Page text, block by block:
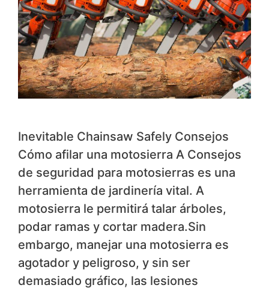
Inevitable Chainsaw Safely Consejos
Cómo afilar una motosierra A Consejos
de seguridad para motosierras es una
herramienta de jardinería vital. A
motosierra le permitirá talar árboles,
podar ramas y cortar madera.Sin
embargo, manejar una motosierra es
agotador y peligroso, y sin ser
demasiado gráfico, las lesiones